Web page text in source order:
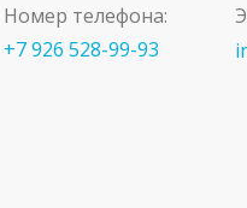
Номер телефона:
+7 926 528-99-93